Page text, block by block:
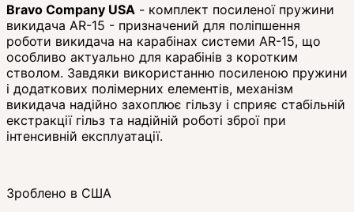
Bravo Company USA - комплект посиленої пружини
викидача AR-15 - призначений для поліпшення
роботи викидача на карабінах системи AR-15, що
особливо актуально для карабінів з коротким
стволом. Завдяки використанню посиленою пружини
і додаткових полімерних елементів, механізм
викидача надійно захоплює гільзу і сприяє стабільній
екстракції гільз та надійній роботі зброї при
інтенсивній експлуатації.
Зроблено в США